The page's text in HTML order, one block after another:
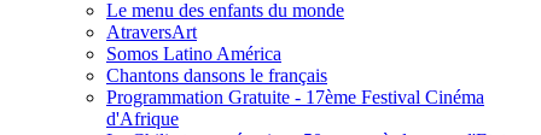
Le menu des enfants du monde
AtraversArt
Somos Latino América
Chantons dansons le français
Programmation Gratuite - 17ème Festival Cinéma
d'Afrique